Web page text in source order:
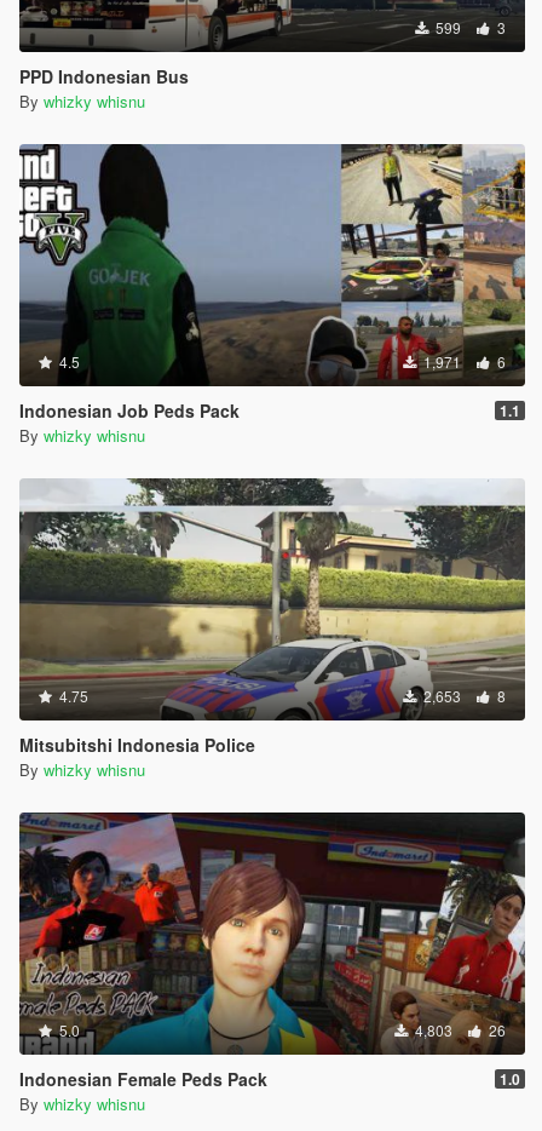
599 3
PPD Indonesian Bus
By whizky whisnu
4.5 1,971 6
Indonesian Job Peds Pack 1.1
By whizky whisnu
4.75 2,653 8
Mitsubitshi Indonesia Police
By whizky whisnu
5.0 4,803 26
Indonesian Female Peds Pack 1.0
By whizky whisnu